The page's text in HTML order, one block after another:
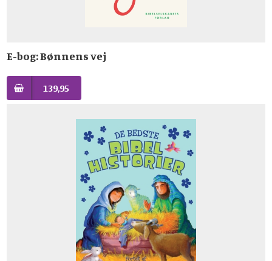
E-bog: Bønnens vej
139,95